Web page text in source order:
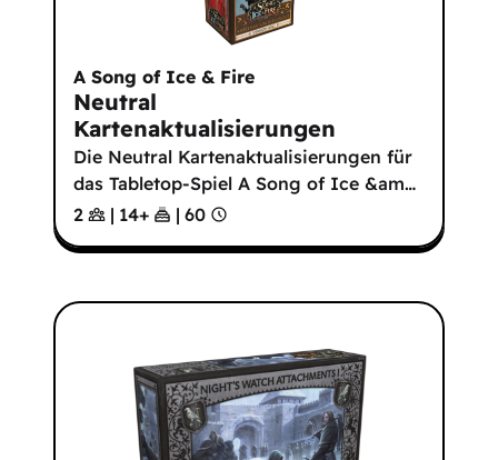
A Song of Ice & Fire
Neutral
Kartenaktualisierungen
Die Neutral Kartenaktualisierungen für
das Tabletop-Spiel A Song of Ice &am…
2
| 14+ | 60